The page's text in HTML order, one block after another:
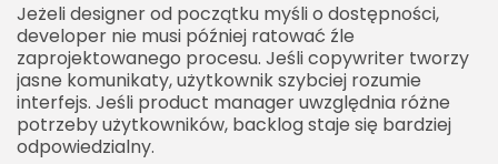
Jeżeli designer od początku myśli o dostępności,
developer nie musi później ratować źle
zaprojektowanego procesu. Jeśli copywriter tworzy
jasne komunikaty, użytkownik szybciej rozumie
interfejs. Jeśli product manager uwzględnia różne
potrzeby użytkowników, backlog staje się bardziej
odpowiedzialny.